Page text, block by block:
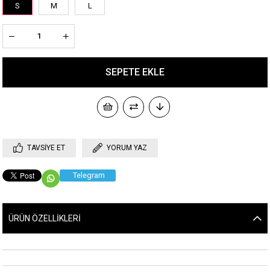
S M L
TAVSIYE ET YORUM YAZ
Telegram
ÜRÜN ÖZELLIKLERI